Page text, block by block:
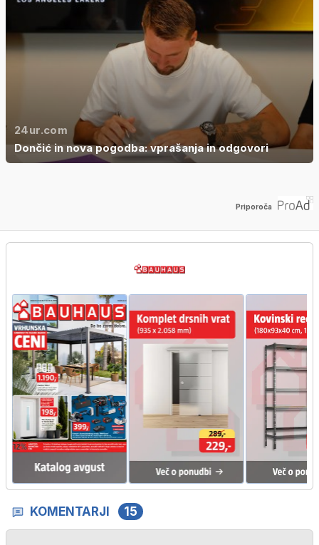
24ur.com
Dončić in nova pogodba: vprašanja in odgovori
Priporoča
KOMENTARJI 15